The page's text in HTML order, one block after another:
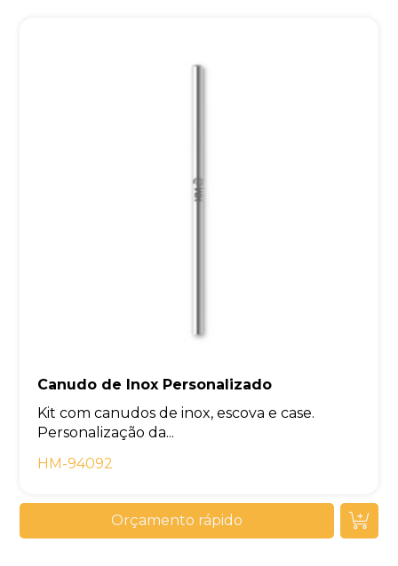
Canudo de Inox Personalizado
Kit com canudos de inox, escova e case.
Personalização da...
HM-94092
Orçamento rápido